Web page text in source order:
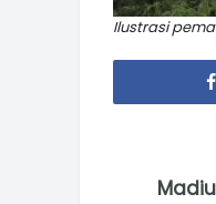
Ilustrasi